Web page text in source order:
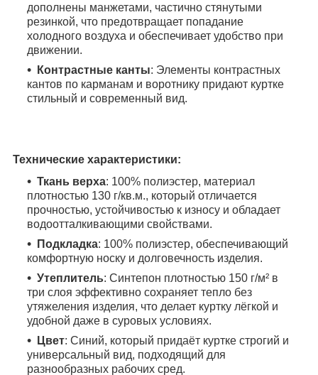
дополнены манжетами, частично стянутыми
резинкой, что предотвращает попадание
холодного воздуха и обеспечивает удобство при
движении.
Контрастные канты: Элементы контрастных
кантов по карманам и воротнику придают куртке
стильный и современный вид.
Технические характеристики:
Ткань верха: 100% полиэстер, материал
плотностью 130 г/кв.м., который отличается
прочностью, устойчивостью к износу и обладает
водоотталкивающими свойствами.
Подкладка: 100% полиэстер, обеспечивающий
комфортную носку и долговечность изделия.
Утеплитель: Синтепон плотностью 150 г/м² в
три слоя эффективно сохраняет тепло без
утяжеления изделия, что делает куртку лёгкой и
удобной даже в суровых условиях.
Цвет: Синий, который придаёт куртке строгий и
универсальный вид, подходящий для
разнообразных рабочих сред.